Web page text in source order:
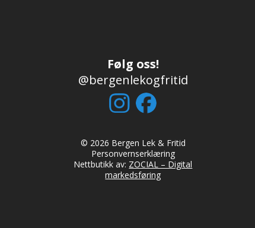
Følg oss!
@bergenlekogfritid
© 2026 Bergen Lek & Fritid
Personvernserklæring
Nettbutikk av: ZOCIAL – Digital
markedsføring